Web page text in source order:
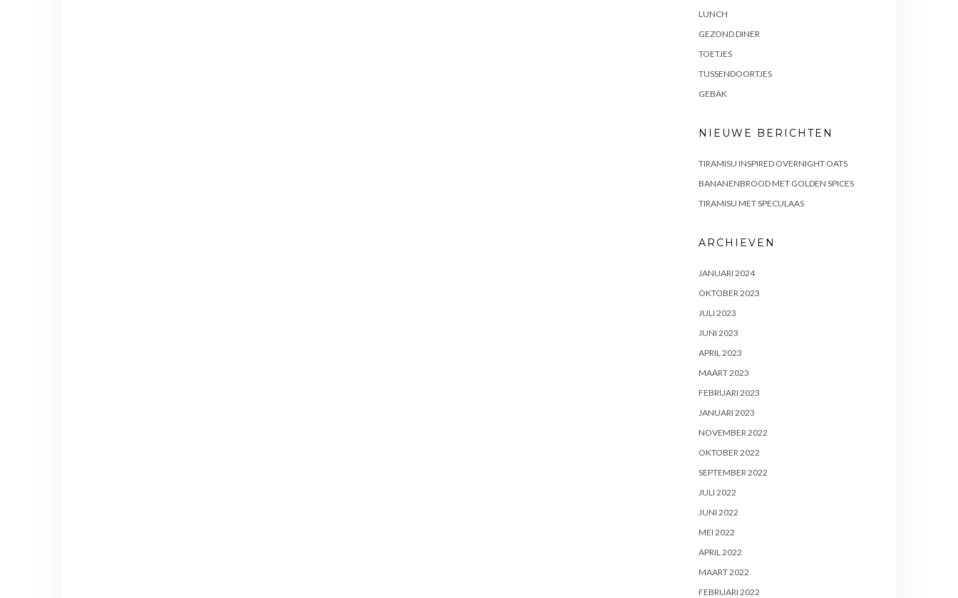
LUNCH
GEZOND DINER
TOETJES
TUSSENDOORTJES
GEBAK
NIEUWE BERICHTEN
TIRAMISU INSPIRED OVERNIGHT OATS
BANANENBROOD MET GOLDEN SPICES
TIRAMISU MET SPECULAAS
ARCHIEVEN
JANUARI 2024
OKTOBER 2023
JULI 2023
JUNI 2023
APRIL 2023
MAART 2023
FEBRUARI 2023
JANUARI 2023
NOVEMBER 2022
OKTOBER 2022
SEPTEMBER 2022
JULI 2022
JUNI 2022
MEI 2022
APRIL 2022
MAART 2022
FEBRUARI 2022